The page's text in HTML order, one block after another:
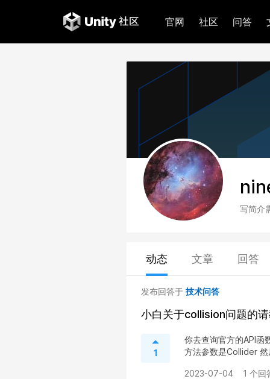
官网 社区 问答
写简介
动态 文章 回答
发布回答于 技术问答
小白关于collision问题的
1
你去查询官方的API
方法参数是Collider
2023-07-04 1 个回